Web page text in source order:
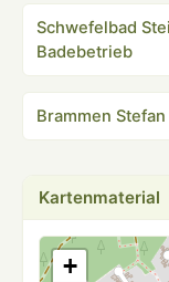
Schwefelbad
Badebetrieb
Brammen
Kartenmaterial
+